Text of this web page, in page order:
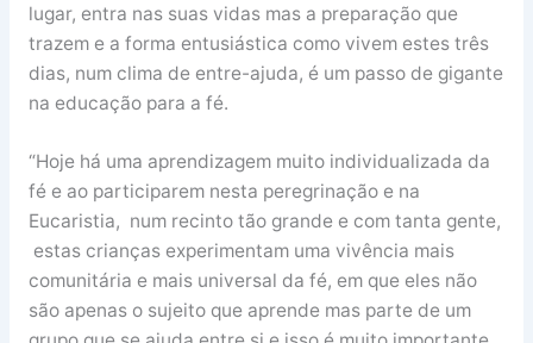
lugar, entra nas suas vidas mas a preparação que
trazem e a forma entusiástica como vivem estes três
dias, num clima de entre-ajuda, é um passo de gigante
na educação para a fé.
“Hoje há uma aprendizagem muito individualizada da
fé e ao participarem nesta peregrinação e na
Eucaristia, num recinto tão grande e com tanta gente,
estas crianças experimentam uma vivência mais
comunitária e mais universal da fé, em que eles não
são apenas o sujeito que aprende mas parte de um